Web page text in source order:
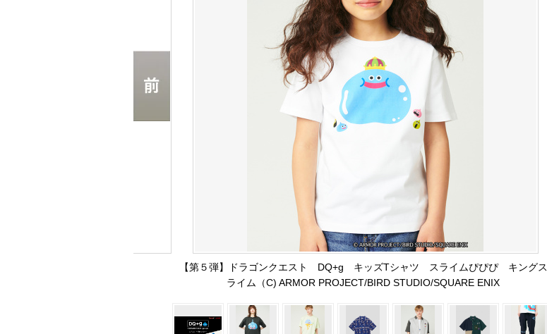
【第５弾】ドラゴンクエスト DQ+g キッズTシャツ スライムぴぴぴ キングス
ライム（C) ARMOR PROJECT/BIRD STUDIO/SQUARE ENIX